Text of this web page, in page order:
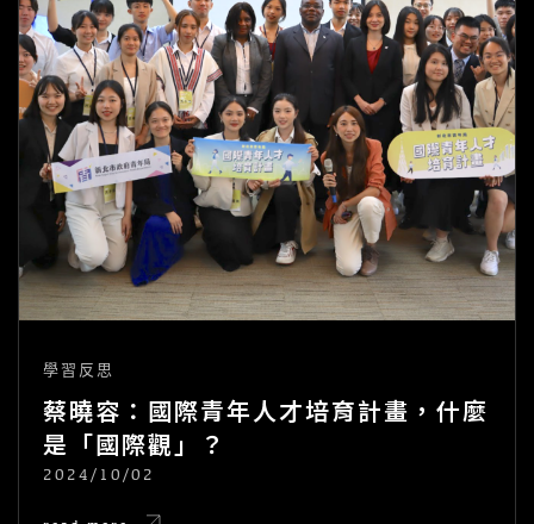
學習反思
蔡曉容：國際青年人才培育計畫，什麼
是「國際觀」？
POSTED
2024/10/02